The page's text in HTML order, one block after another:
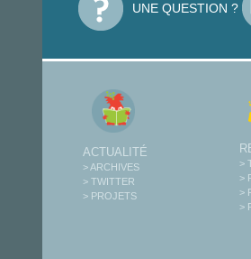
UNE QUESTION ?
ACTUALITÉ
> ARCHIVES
> TWITTER
> PROJETS
>
>
>
>